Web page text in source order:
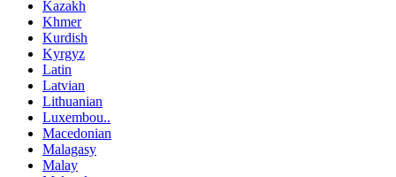
Kazakh
Khmer
Kurdish
Kyrgyz
Latin
Latvian
Lithuanian
Luxembou..
Macedonian
Malagasy
Malay